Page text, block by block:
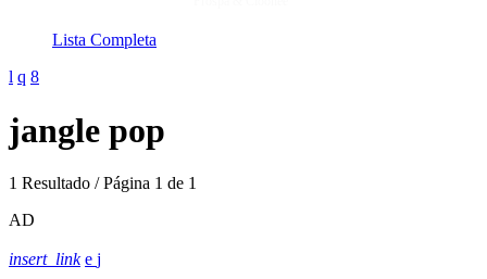
Lista Completa
jangle pop
1 Resultado / Página 1 de 1
AD
insert_link